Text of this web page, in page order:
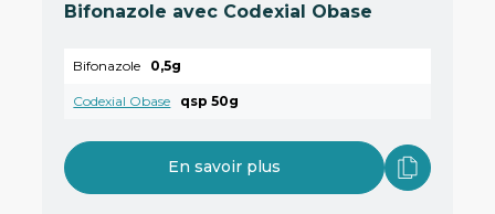
Bifonazole avec Codexial Obase
Bifonazole 0,5g
Codexial Obase qsp 50g
En savoir plus